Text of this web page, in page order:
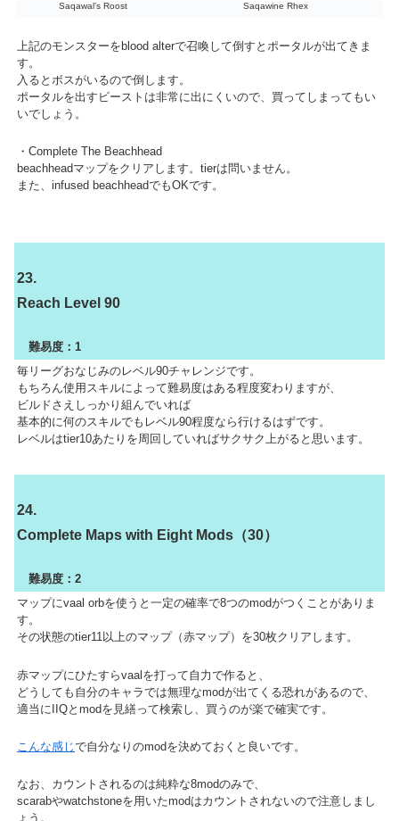
Saqawal’s Roost Saqawine Rhex
上記のモンスターをblood alterで召喚して倒すとポータルが出てきま
す。
入るとボスがいるので倒します。
ポータルを出すビーストは非常に出にくいので、買ってしまってもい
いでしょう。
・Complete The Beachhead
beachheadマップをクリアします。tierは問いません。
また、infused beachheadでもOKです。
23.
Reach Level 90
難易度：1
毎リーグおなじみのレベル90チャレンジです。
もちろん使用スキルによって難易度はある程度変わりますが、
ビルドさえしっかり組んでいれば
基本的に何のスキルでもレベル90程度なら行けるはずです。
レベルはtier10あたりを周回していればサクサク上がると思います。
24.
Complete Maps with Eight Mods（30）
難易度：2
マップにvaal orbを使うと一定の確率で8つのmodがつくことがありま
す。
その状態のtier11以上のマップ（赤マップ）を30枚クリアします。
赤マップにひたすらvaalを打って自力で作ると、
どうしても自分のキャラでは無理なmodが出てくる恐れがあるので、
適当にIIQとmodを見繕って検索し、買うのが楽で確実です。
こんな感じで自分なりのmodを決めておくと良いです。
なお、カウントされるのは純粋な8modのみで、
scarabやwatchstoneを用いたmodはカウントされないので注意しまし
ょう。